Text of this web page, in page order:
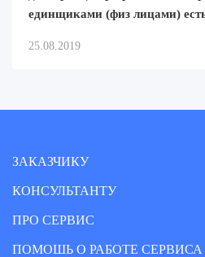
единщиками (физ лицами)
25.08.2019
ЗАКАЗЧИКУ
КОНСУЛЬТАНТУ
ПРО СЕРВИС
ПОМОШЬ О РАБОТЕ СЕРВИСА